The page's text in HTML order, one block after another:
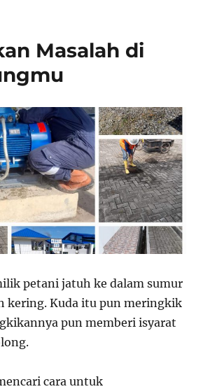
Masalah di
petani jatuh ke dalam sumur
kering. Kuda itu pun meringkik
pun memberi isyarat
cara untuk